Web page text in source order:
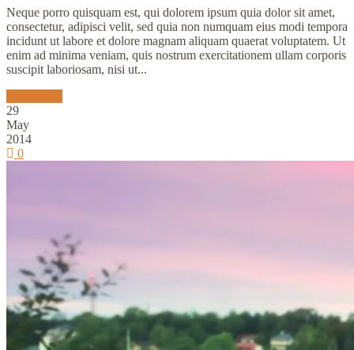
Neque porro quisquam est, qui dolorem ipsum quia dolor sit amet,
consectetur, adipisci velit, sed quia non numquam eius modi tempora
incidunt ut labore et dolore magnam aliquam quaerat voluptatem. Ut
enim ad minima veniam, quis nostrum exercitationem ullam corporis
suscipit laboriosam, nisi ut...
29
May
2014
0